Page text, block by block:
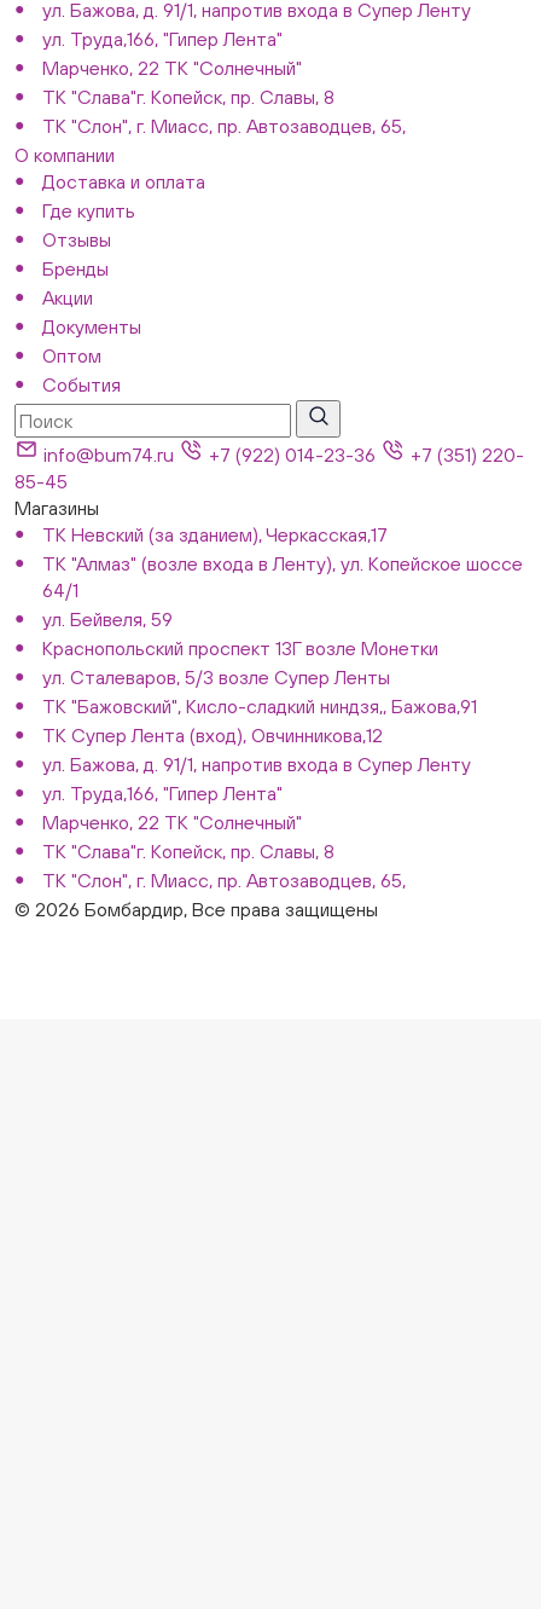
ул. Бажова, д. 91/1, напротив входа в Супер Ленту
ул. Труда,166, "Гипер Лента"
Марченко, 22 ТК "Солнечный"
ТК "Слава"г. Копейск, пр. Славы, 8
ТК "Слон", г. Миасс, пр. Автозаводцев, 65,
О компании
Доставка и оплата
Где купить
Отзывы
Бренды
Акции
Документы
Оптом
События
info@bum74.ru +7 (922) 014-23-36
+7 (351) 220-
85-45
Магазины
ТК Невский (за зданием), Черкасская,17
ТК "Алмаз" (возле входа в Ленту), ул. Копейское шоссе
64/1
ул. Бейвеля, 59
Краснопольский проспект 13Г возле Монетки
ул. Сталеваров, 5/3 возле Супер Ленты
ТК "Бажовский", Кисло-сладкий ниндзя,, Бажова,91
ТК Супер Лента (вход), Овчинникова,12
ул. Бажова, д. 91/1, напротив входа в Супер Ленту
ул. Труда,166, "Гипер Лента"
Марченко, 22 ТК "Солнечный"
ТК "Слава"г. Копейск, пр. Славы, 8
ТК "Слон", г. Миасс, пр. Автозаводцев, 65,
© 2026 Бомбардир, Все права защищены